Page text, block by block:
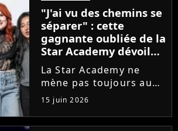
que Jenifer et Nolwenn
Leroy !
"J'ai vu des chemins se
séparer" : cette
gagnante oubliée de la
Star Academy dévoile
l'envers du décor du
métier
La Star Academy ne
mène pas toujours au
succès. Après l'échec de
son premier album,
Anisha Jo, gagnante de
15 juin 2026